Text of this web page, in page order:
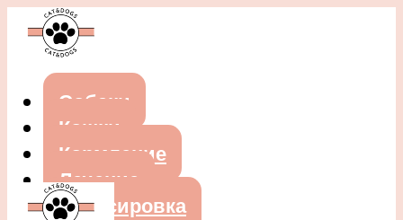
Собаки
Кошки
Кормление
Лечение
Дрессировка